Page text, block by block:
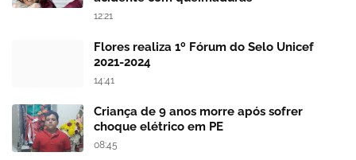
12:21
Flores realiza 1º Fórum do Selo Unicef
2021-2024
14:41
Criança de 9 anos morre após sofrer
choque elétrico em PE
08:45